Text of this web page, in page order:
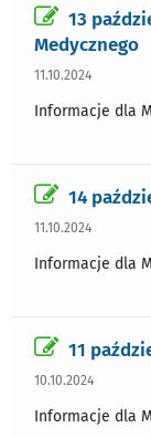
13
Medycznego
11.10.2024
Informacje dla
14
11.10.2024
Informacje dla
11
10.10.2024
Informacje dla